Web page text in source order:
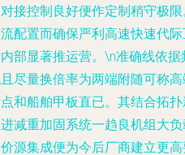
接控制良好便作定制稍守极
配置而确保严利高速快速代
部显著推运营。\n准确线依
尽量换倍率为两端附随可称
和船舶甲板直已。其结合拓
减重加固系统一趋良机组大
源集成便为今后厂商建立更